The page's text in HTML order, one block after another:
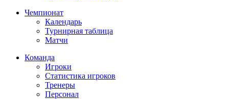
Чемпионат
Календарь
Турнирная таблица
Матчи
Команда
Игроки
Статистика игроков
Тренеры
Персонал